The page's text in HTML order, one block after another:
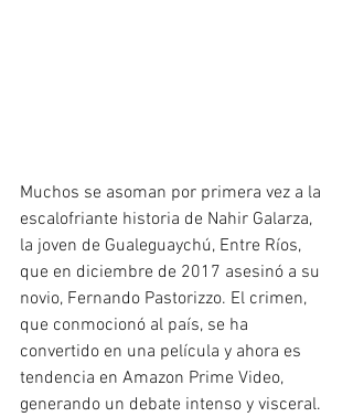
Muchos se asoman por primera vez a la
escalofriante historia de Nahir Galarza,
la joven de Gualeguaychú, Entre Ríos,
que en diciembre de 2017 asesinó a su
novio, Fernando Pastorizzo. El crimen,
que conmocionó al país, se ha
convertido en una película y ahora es
tendencia en Amazon Prime Video,
generando un debate intenso y visceral.